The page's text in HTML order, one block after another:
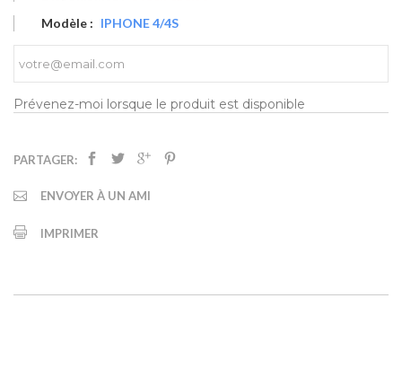
Modèle : IPHONE 4/4S
Prévenez-moi lorsque le produit est disponible
PARTAGER:
ENVOYER À UN AMI
IMPRIMER